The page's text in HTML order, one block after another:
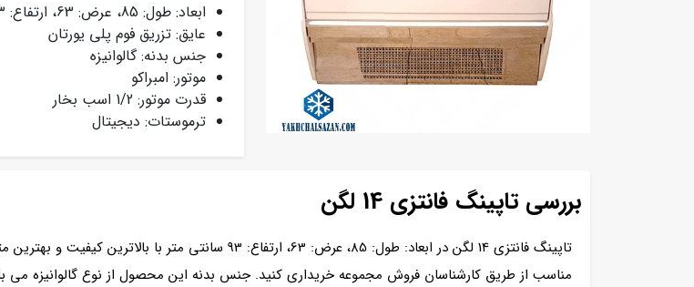
ابعاد: طول: 85، عرض: 63، ارتفاع: 93 سانتی متر
عایق: تزریق فوم پلی یورتان
جنس بدنه: گالوانیزه
موتور: امبراکو
قدرت موتور: 1/2 اسب بخار
ترموستات: دیجیتال
بررسی تاپینگ فانتزی 14 لگن
تاپینگ فانتزی 14 لگن در ابعاد: طول: 85، عرض: 63، ارتفاع:
مناسب از طریق کارشناسان فروش مجموعه خریداری کنید. جنس بدنه این محصول از نوع گالوانیزه می